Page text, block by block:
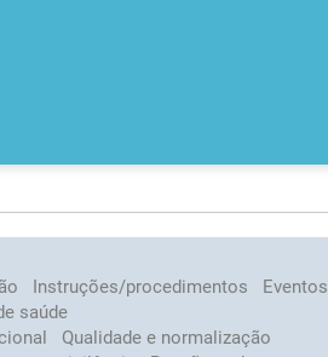
Instruções/procedimentos
Eventos
saúde
Qualidade e normalização